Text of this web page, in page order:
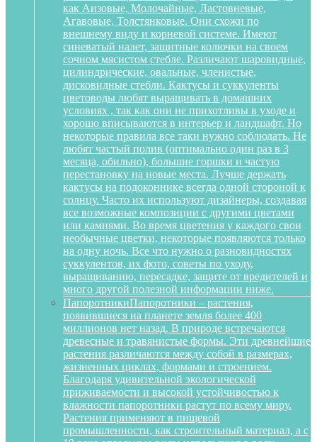
как Аизовые, Молочайные, Ластовневые,
Агавовые, Толстянковые. Они схожи по
внешнему виду и корневой системе. Имеют
синеватый налет, защитные колючки на своем
сочном мясистом стебле. Различают шаровидные,
цилиндрические, овальные, членистые,
дисковидные стебли. Кактусы и суккуленты
цветоводы любят выращивать в домашних
условиях , так как они не прихотливы в уходе и
хорошо вписываются в интерьер и ландшафт. Но
некоторые правила все таки нужно соблюдать. Не
любят частый полив (оптимально один раз в 3
месяца, обильно), большие горшки и частую
перестановку на новые места. Лучше держать
кактусы на подоконнике всегда одной стороной к
солнцу. Часто их используют дизайнеры, создавая
все возможные композиции с другими цветами
или камнями. Во время цветения у каждого свои
необычные цветки, некоторые появляются только
на одну ночь. Все что нужно о разновидностях
суккулентов, их фото, советы по уходу,
выращиванию, пересадке, защите от вредителей и
много другой полезной информации ниже.
ПапоротникиПапоротники – растения,
появившиеся на планете земля более 400
миллионов нет назад. В природе встречаются
древесные и травянистые формы. Эти древнейшие
растения различаются между собой в размерах,
жизненных циклах, формами и строением.
Благодаря удивительной экологической
приживаемости и высокой устойчивостью к
влажности папоротники растут по всему миру.
Растения применяют в пищевой
промышленности, как строительный материал, а с